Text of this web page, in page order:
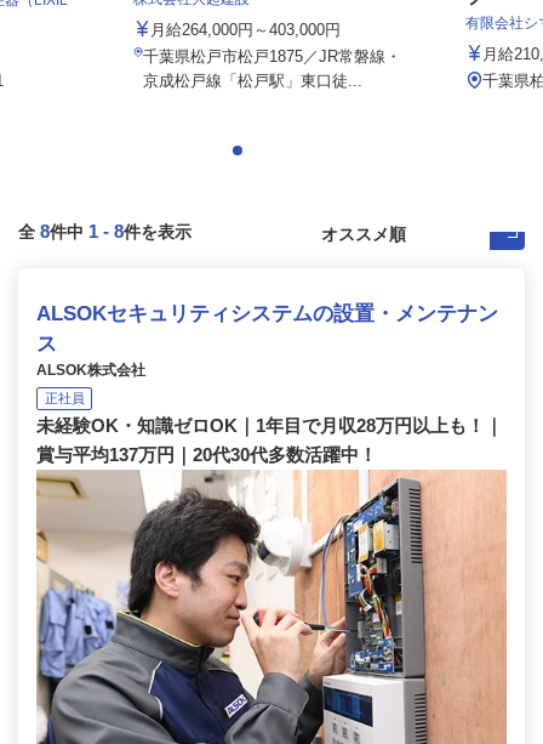
月給264,000円～403,000円
千葉県松戸市松戸1875／JR常磐線・
京成松戸線「松戸駅」東口徒...
有限会社シ
月給
千葉県
全 8件中 1 - 8件を表示
ALSOKセキュリティシステムの設置・メンテナン
ス
ALSOK株式会社
正社員
未経験OK・知識ゼロOK｜1年目で月収28万円以上も！｜
賞与平均137万円｜20代30代多数活躍中！